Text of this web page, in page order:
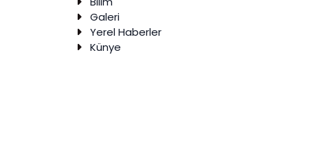
Galeri
Yerel Haberler
Künye